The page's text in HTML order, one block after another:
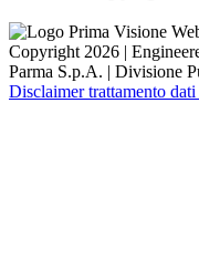
Copyright 2026 |
Parma S.p.A. | Divisione
Disclaimer trattamento dati